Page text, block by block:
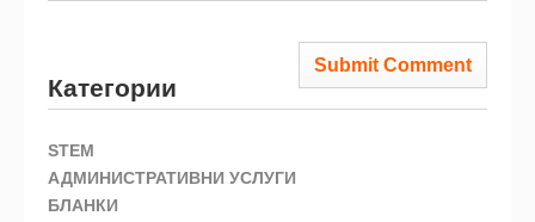
Категории
STEM
АДМИНИСТРАТИВНИ УСЛУГИ
БЛАНКИ